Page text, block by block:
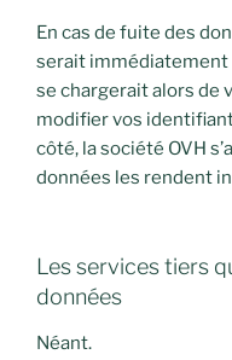
En cas de fuite des
serait immédiatement
se chargerait alors de
modifier vos
côté, la société OVH
données les rendent
Les services tiers
données
Néant.